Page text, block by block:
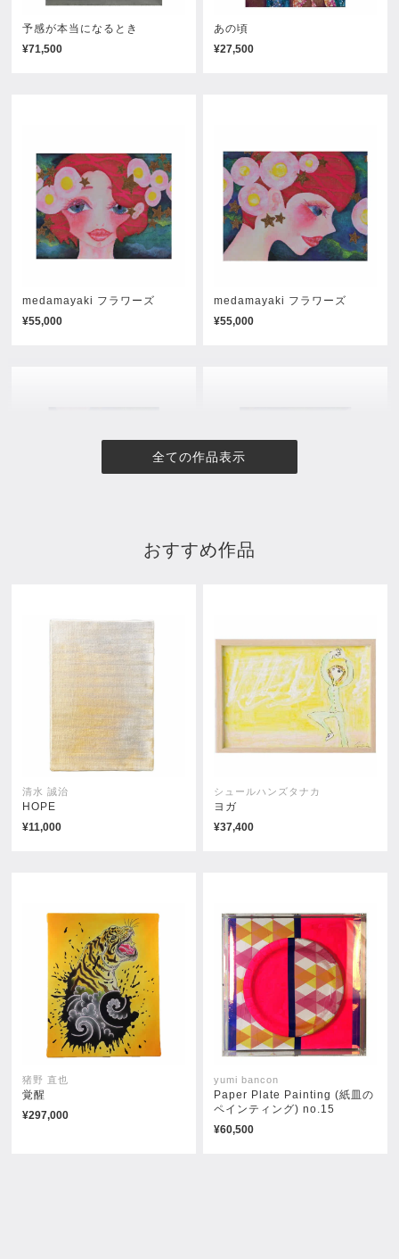
全ての作品表示
予感が本当になるとき
¥71,500
あの頃
¥27,500
medamayaki フラワーズ
¥55,000
medamayaki フラワーズ
¥55,000
おすすめ作品
清水 誠治
HOPE
¥11,000
シュールハンズタナカ
ヨガ
¥37,400
猪野 直也
覚醒
¥297,000
yumi bancon
Paper Plate Painting (紙皿の
ペインティング) no.15
¥60,500